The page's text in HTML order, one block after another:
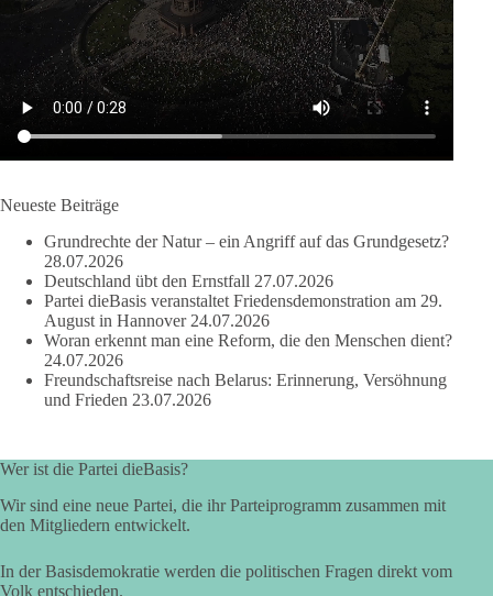
wird, nur weil er von einer bestimmten Partei kommt?
Sachsen-Anhalt braucht Lösungen für Schule, Pflege,
Wirtschaft, Infrastruktur und die Kommunen. Diese Probleme
werden nicht kleiner, wenn im Landtag zuerst auf Parteifarbe
und erst danach auf den Inhalt geschaut wird.
dieBasis Sachsen-Anhalt steht für Kooperation in Sachfragen.
Jeder Antrag soll danach bewertet werden, ob er dem Land
und den Menschen wirklich nützt.
Zustimmung, wenn ein Vorschlag sinnvoll ist. Ablehnung,
wenn er Sachsen-Anhalt nicht weiterbringt.
💬 Was ist dir wichtiger: der Absender eines Antrags oder das
Ergebnis für Sachsen-Anhalt?
👉 Folgen:
https://www.facebook.com/groups/diebasissachsenanhalt/
24 6 2 Auf Facebook ansehen
Neueste Beiträge
Grundrechte der Natur – ein Angriff auf das Grundgesetz?
28.07.2026
Deutschland übt den Ernstfall 27.07.2026
Partei dieBasis veranstaltet Friedensdemonstration am 29.
August in Hannover 24.07.2026
Woran erkennt man eine Reform, die den Menschen dient?
24.07.2026
Freundschaftsreise nach Belarus: Erinnerung, Versöhnung
und Frieden 23.07.2026
Wer ist die Partei dieBasis?
Wir sind eine neue Partei, die ihr Parteiprogramm zusammen mit
den Mitgliedern entwickelt.
In der Basisdemokratie werden die politischen Fragen direkt vom
Volk entschieden.